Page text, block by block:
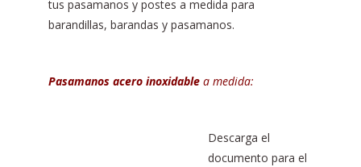
tus pasamanos y postes a medida para
barandillas, barandas y pasamanos.
Pasamanos acero inoxidable a medida:
Descarga el
documento para el